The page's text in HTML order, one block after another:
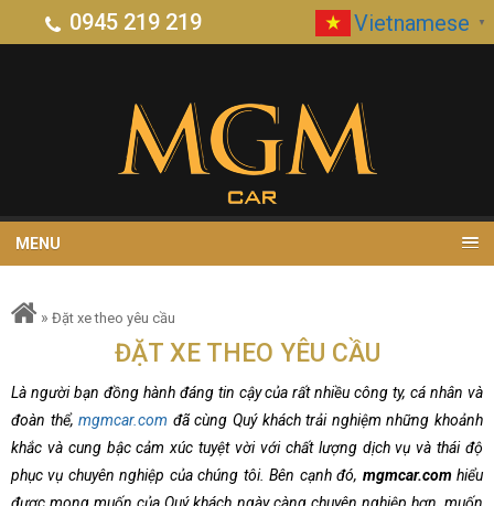
0945 219 219 Vietnamese ▼
MENU
» Đặt xe theo yêu cầu
ĐẶT XE THEO YÊU CẦU
Là người bạn đồng hành đáng tin cậy của rất nhiều công ty, cá nhân và
đoàn thể,mgmcar.com đã cùng Quý khách trải nghiệm những khoảnh
khắc và cung bậc cảm xúc tuyệt vời với chất lượng dịch vụ và thái độ
phục vụ chuyên nghiệp của chúng tôi. Bên cạnh đó, mgmcar.comhiểu
được mong muốn của Quý khách ngày càng chuyên nghiệp hơn, muốn